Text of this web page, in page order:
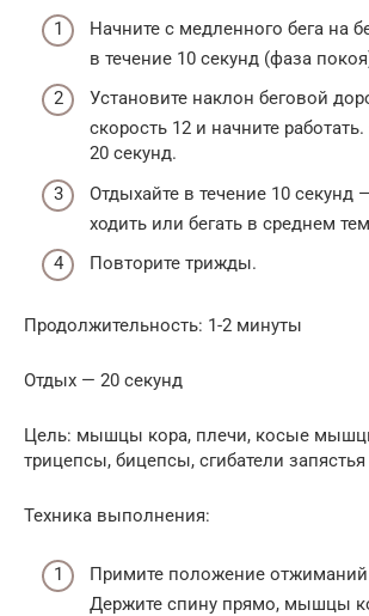
Начните с медленного бега на
в течение 10 секунд (фаза
Установите наклон беговой
скорость 12 и начните
20 секунд.
Отдыхайте в течение 10
ходить или бегать в среднем
Повторите трижды.
Продолжительность: 1-2 минуты
Отдых — 20 секунд
Цель: мышцы кора, плечи, косые
трицепсы, бицепсы, сгибатели запястья
Техника выполнения:
Примите положение отжиманий
Держите спину прямо, мышцы